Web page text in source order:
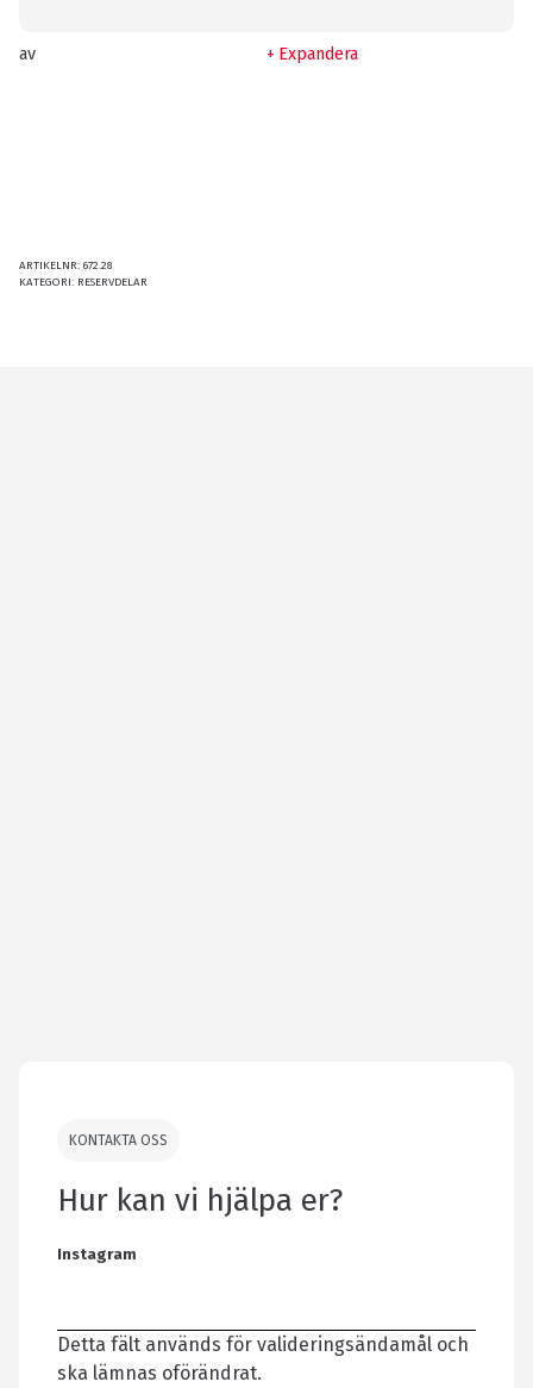
av Expandera
ARTIKELNR: 672.28
KATEGORI: RESERVDELAR
KONTAKTA OSS
Hur kan vi hjälpa er?
Instagram
Detta fält används för valideringsändamål och
ska lämnas oförändrat.